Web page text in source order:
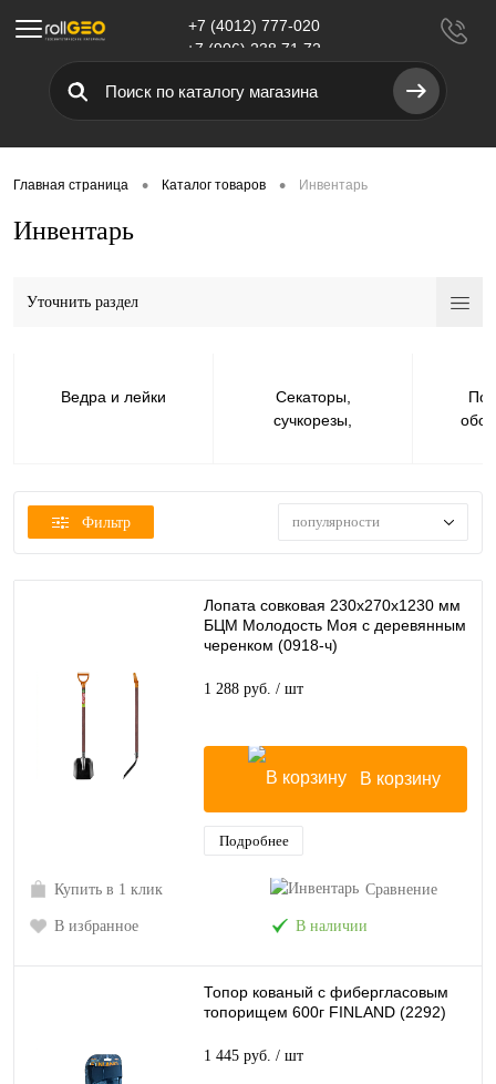
Меню
+7 (4012) 777-020
+7 (906) 238 71 72
Главная страница • Каталог товаров • Инвентарь
Инвентарь
Уточнить раздел
Ведра и лейки
Секаторы,
сучкорезы,
Фильтр популярности
Лопата совковая 230х270х1230 мм
БЦМ Молодость Моя с деревянным
черенком (0918-ч)
1 288 руб. / шт
В корзину
Подробнее
Купить в 1 клик Сравнение
В избранное В наличии
Топор кованый с фибергласовым
топорищем 600г FINLAND (2292)
1 445 руб. / шт